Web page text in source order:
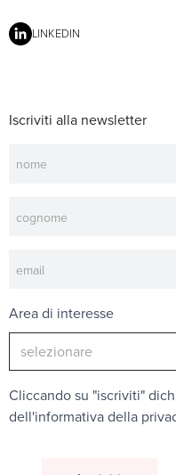
LINKEDIN
Iscriviti alla newsletter
Area di interesse
Cliccando su "iscriviti"
dell'informativa della